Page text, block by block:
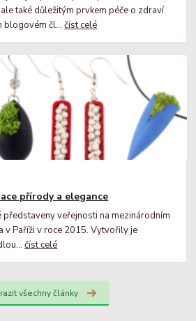
také důležitým prvkem péče o zdraví
blogovém čl...číst celé
přírody a elegance
veřejnosti na mezinárodním
v Paříži v roce 2015. Vytvořily je
číst celé
všechny články